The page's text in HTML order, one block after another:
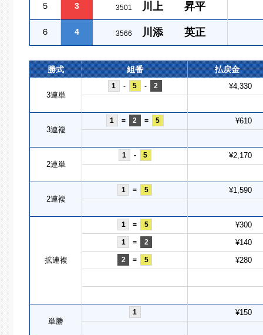
５ 3 3501 川上 昇平
６ 4 3566 川添 英正
勝式 組番 払戻金
3連単
1 - 5 - 2 ¥4,330
3連複
1 = 2 = 5 ¥610
2連単
1 - 5 ¥2,170
2連複
1 = 5 ¥1,590
拡連複
1 = 5 ¥300
1 = 2 ¥140
2 = 5 ¥280
単勝
1 ¥150